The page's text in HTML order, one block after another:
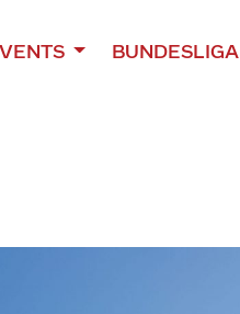
BUNDESLIGA